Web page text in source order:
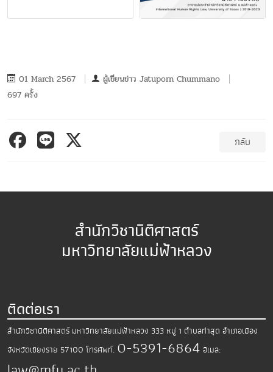
01 March 2567 ผู้เขียนข่าว Jatuporn Chummano
697 ครั้ง
กลับ
สำนักวิชานิติศาสตร์
มหาวิทยาลัยแม่ฟ้าหลวง
ติดต่อเรา
สำนักวิชานิติศาสตร์ มหาวิทยาลัยแม่ฟ้าหลวง 333 หมู่ 1 ตำบลท่าสุด อำเภอเมือง
จังหวัดเชียงราย 57100 โทรศัพท์. 0-5391-6864 อีเมล: